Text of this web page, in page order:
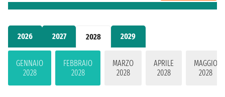
2026 2027 2028 2029
GENNAIO
2028
FEBBRAIO
2028
MARZO
2028
APRILE
2028
MAGGIO
2028